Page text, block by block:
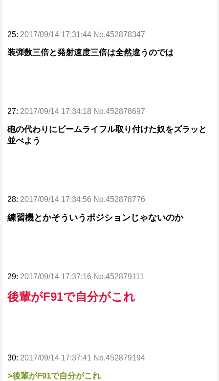
25: 2017/09/14 17:31:44 No.452878347
装弾数三倍と発射速度三倍は全然違うのでは
27: 2017/09/14 17:34:18 No.452878697
砲の代わりにビームライフル取り付けた奴をズラッと
並べよう
28: 2017/09/14 17:34:56 No.452878776
練習機とかそういうポジションじゃないのか
29: 2017/09/14 17:37:16 No.452879111
後輩がF91で自分がこれ
30: 2017/09/14 17:37:41 No.452879194
>後輩がF91で自分がこれ